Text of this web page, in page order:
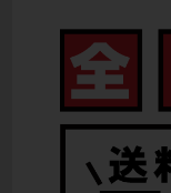
SHIMANO CLARIS FD-
リアディレイラー
SHIMANO CLARIS RD-
SHIMANO CS-HG31-8 /